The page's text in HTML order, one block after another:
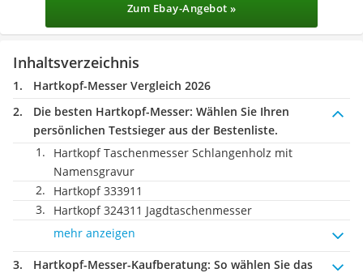
Zum Ebay-Angebot »
Inhaltsverzeichnis
Hartkopf-Messer Vergleich 2026
Die besten Hartkopf-Messer: Wählen Sie Ihren
persönlichen Testsieger aus der Bestenliste.
Hartkopf Taschenmesser Schlangenholz mit
Namensgravur
Hartkopf 333911
Hartkopf 324311 Jagdtaschenmesser
mehr anzeigen
Hartkopf-Messer-Kaufberatung: So wählen Sie das